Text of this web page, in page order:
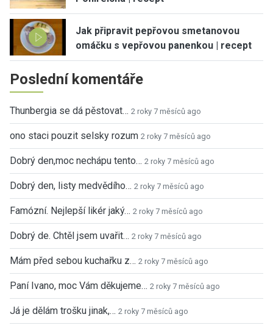
Jak připravit pepřovou smetanovou
omáčku s vepřovou panenkou | recept
Poslední komentáře
Thunbergia se dá pěstovat… 2 roky 7 měsíců ago
ono staci pouzit selsky rozum 2 roky 7 měsíců ago
Dobrý den,moc nechápu tento… 2 roky 7 měsíců ago
Dobrý den, listy medvědího… 2 roky 7 měsíců ago
Famózní. Nejlepší likér jaký… 2 roky 7 měsíců ago
Dobrý de. Chtěl jsem uvařit… 2 roky 7 měsíců ago
Mám před sebou kuchařku z… 2 roky 7 měsíců ago
Paní Ivano, moc Vám děkujeme… 2 roky 7 měsíců ago
Já je dělám trošku jinak,… 2 roky 7 měsíců ago